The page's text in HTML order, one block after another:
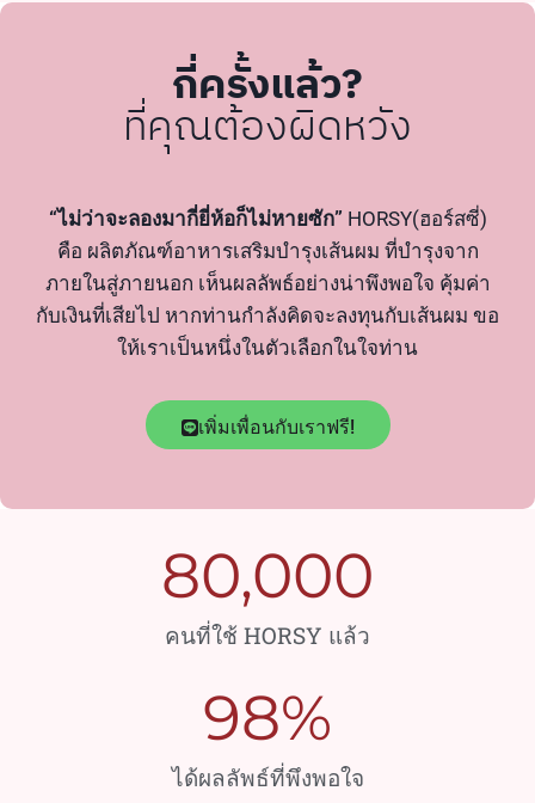
กี่ครั้งแล้ว?
ที่คุณต้องผิดหวัง
“ไม่ว่าจะลองมากี่ยี่ห้อก็ไม่หายซัก” HORSY(ฮอร์สซี่)
คือ ผลิตภัณฑ์อาหารเสริมบำรุงเส้นผม ที่บำรุงจาก
ภายในสู่ภายนอก เห็นผลลัพธ์อย่างน่าพึงพอใจ คุ้มค่า
กับเงินที่เสียไป หากท่านกำลังคิดจะลงทุนกับเส้นผม ขอ
ให้เราเป็นหนึ่งในตัวเลือกในใจท่าน
เพิ่มเพื่อนกับเราฟรี!
คนที่ใช้ HORSY แล้ว
80,000
ได้ผลลัพธ์ที่พึงพอใจ
98%